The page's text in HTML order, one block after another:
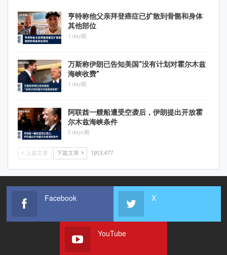
亨特称他父亲拜登癌症已扩散到骨骼和身体
其他部位
1 day前
万斯称伊朗已告知美国“没有计划对霍尔木兹
海峡收费”
1 day前
阿联酋一艘船遭受空袭后，伊朗提出开放霍
尔木兹海峡条件
2 days前
上篇文章 下篇文章 1的3,477
Facebook X
YouTube